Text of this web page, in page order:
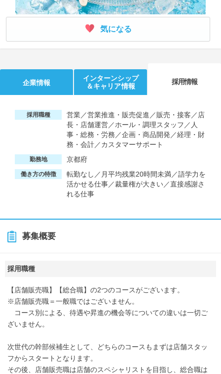
気になる
企業情報
インターンシップ
＆キャリア情報
採用情報
採用職種
営業／営業推進・販売促進／販売・接客／店
長・店舗運営／ホール・調理スタッフ／人
事・総務・労務／企画・商品開発／経理・財
務・会計／カスタマーサポート
勤務地 京都府
働き方の特徴
転勤なし／月平均残業20時間未満／語学力を
活かせる仕事／裁量権が大きい／直接感謝さ
れる仕事
募集概要
採用職種
【店舗販売職】【総合職】の2つのコースがございます。
※店舗販売職＝一般職ではございません。
コース別による、待遇や昇進の機会等についての違いは一切ご
ざいません。
次世代の幹部候補生として、どちらのコースもまずは店舗スタッ
フからスタートとなります。
その後、店舗販売職は店舗のスペシャリストを目指し、総合職は